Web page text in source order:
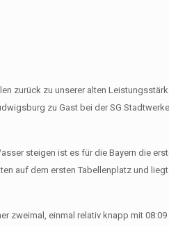
zurück zu unserer alten
zu Gast bei der SG
steigen ist es für die Bayern die
auf dem ersten Tabellenplatz und
zweimal, einmal relativ knapp mit